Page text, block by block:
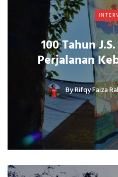
100 Tahun
Perjalanan
ByRifqy Faiza